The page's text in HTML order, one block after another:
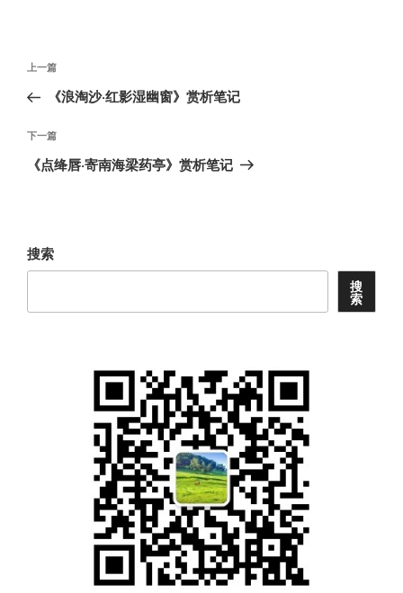
文
导
航
上
一
文
章
上一篇
《浪淘沙·红影湿幽窗》赏析笔记
下
一
下一篇
《点绛唇·寄南海梁药亭》赏析笔记
搜索
搜
索